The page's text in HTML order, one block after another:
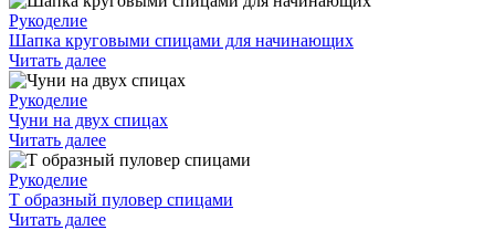
Рукоделие
Шапка круговыми спицами для начинающих
Читать далее
Рукоделие
Чуни на двух спицах
Читать далее
Рукоделие
Т образный пуловер спицами
Читать далее